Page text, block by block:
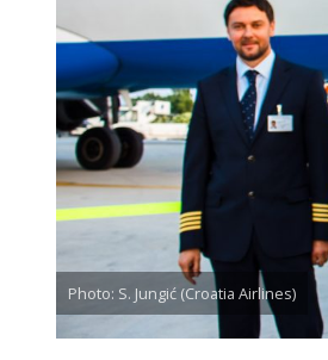
Photo: S. Jungić (Croatia Airlines)